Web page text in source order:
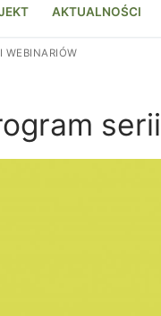
AKTUALNOŚCI
WEBINARIÓW